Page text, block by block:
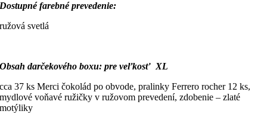
Dostupné farebné prevedenie:
ružová svetlá
Obsah darčekového boxu: pre veľkosť XL
cca 37 ks Merci čokolád po obvode, pralinky Ferrero rocher 12 ks,
mydlové voňavé ružičky v ružovom prevedení, zdobenie – zlaté
motýliky